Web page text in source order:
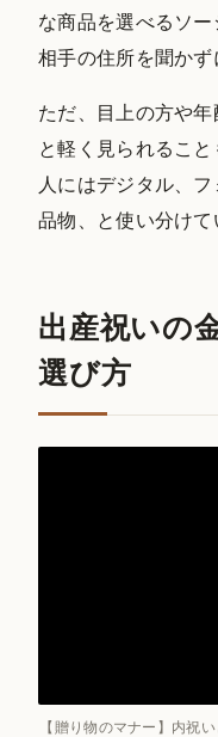
な商品を選べるソー
相手の住所を聞かず
ただ、目上の方や
と軽く見られるこ
人にはデジタル、
品物、と使い分けて
出産祝いの
選び方
【贈り物のマナー】内祝